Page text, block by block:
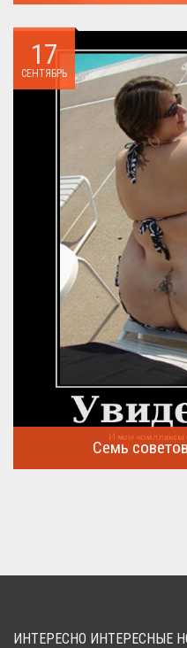
17
СЕНТЯБРЬ
Семь
ИНТЕРЕСНО ИНТЕРЕСНЫЕ